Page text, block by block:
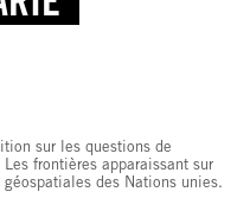
sur les questions de
frontières apparaissant sur
des Nations unies.